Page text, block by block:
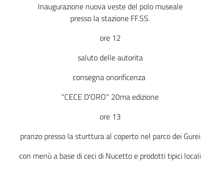
Inaugurazione nuova veste del polo museale
presso la stazione FF.SS.
ore 12
saluto delle autorita
consegna onorificenza
"CECE D'ORO" 20maedizione
ore 13
pranzo presso la sturttura al coperto nel parco dei Gurei
con menù a base di ceci di Nucetto e prodotti tipici locali